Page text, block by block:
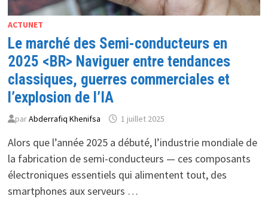
ACTUNET
Le marché des Semi-conducteurs en
2025 <BR> Naviguer entre tendances
classiques, guerres commerciales et
l’explosion de l’IA
parAbderrafiq Khenifsa 1 juillet 2025
Alors que l’année 2025 a débuté, l’industrie mondiale de
la fabrication de semi-conducteurs — ces composants
électroniques essentiels qui alimentent tout, des
smartphones aux serveurs …